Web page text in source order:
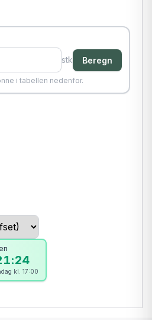
stk Beregn
i tabellen nedenfor.
kl. 17:00